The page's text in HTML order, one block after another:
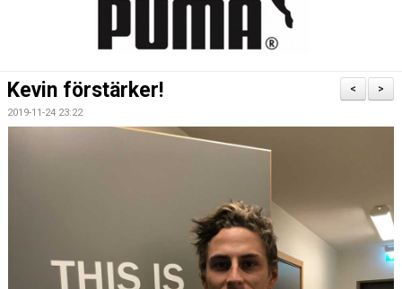
MATCHER
>
<
Kevin förstärker!
2019-11-24 23:22